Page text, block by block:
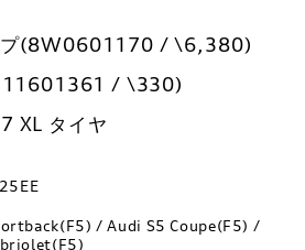
プ(8W0601170 / \6,380)
/ \330)
XL タイヤ
/ Audi S5 Coupe(F5) /